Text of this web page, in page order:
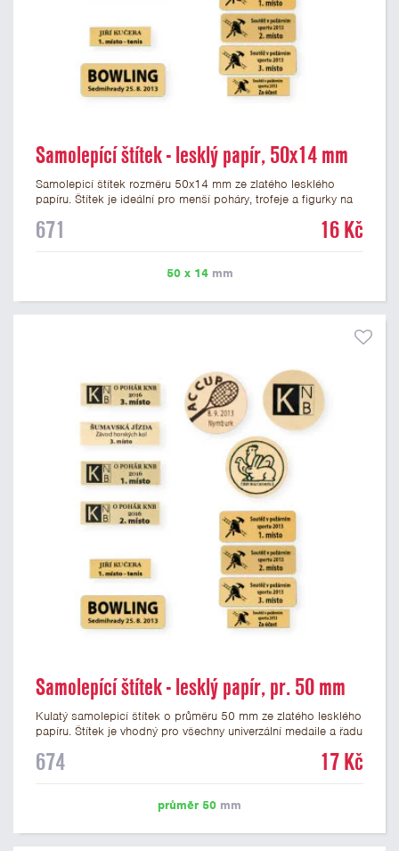
Samolepící štítek - lesklý papír, 50x14 mm
Samolepicí štítek rozměru 50x14 mm ze zlatého lesklého
papíru. Štítek je ideální pro menší poháry, trofeje a figurky na
libovolné logo nebo text. U textu doporučujeme maximálně 3
prvním kroku objednávky.
671 16 Kč
50 x 14mm
Samolepící štítek - lesklý papír, pr. 50 mm
Kulatý samolepicí štítek o průměru 50 mm ze zlatého lesklého
papíru. Štítek je vhodný pro všechny univerzální medaile a řadu
mm. Na štítek je možné vytisknout logo nebo text dle vašeho
674 17 Kč
průměr 50 mm